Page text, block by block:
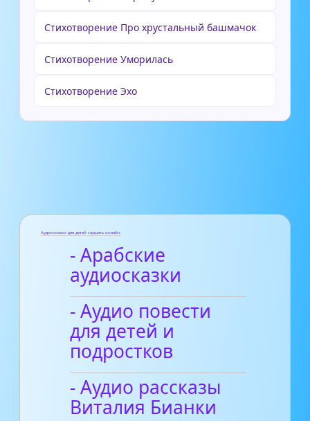
Стихотворение Про хрустальный башмачок
Стихотворение Уморилась
Стихотворение Эхо
Аудиосказки для детей слушать онлайн
- Арабские
аудиосказки
- Аудио повести
для детей и
подростков
- Аудио рассказы
Виталия Бианки